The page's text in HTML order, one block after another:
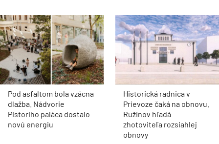
Pod asfaltom bola vzácna
dlažba. Nádvorie
Pistoriho paláca dostalo
novú energiu
Historická radnica v
Prievoze čaká na obnovu.
Ružinov hľadá
zhotoviteľa rozsiahlej
obnovy